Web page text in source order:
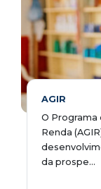
AGIR
O Programa
Renda
da prospe...